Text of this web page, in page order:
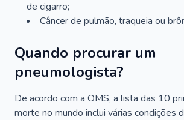
de cigarro;
Câncer de pulmão, traqueia ou
Quando procurar um
pneumologista?
De acordo com a OMS, a lista das 10
morte no mundo inclui várias condições